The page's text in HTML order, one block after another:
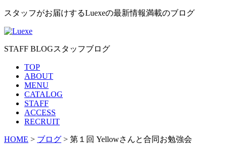
スタッフがお届けするLuexeの最新情報満載のブログ
STAFF BLOGスタッフブログ
TOP
ABOUT
MENU
CATALOG
STAFF
ACCESS
RECRUIT
HOME > ブログ > 第１回 Yellowさんと合同お勉強会